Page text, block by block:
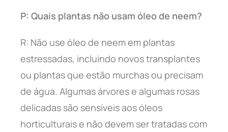
P: Quais plantas não usam óleo de neem?
R: Não use óleo de neem em plantas
estressadas, incluindo novos transplantes
ou plantas que estão murchas ou precisam
de água. Algumas árvores e algumas rosas
delicadas são sensíveis aos óleos
horticulturais e não devem ser tratadas com